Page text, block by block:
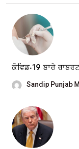
ਕੋਵਿਡ-19 ਬਾਰੇ
Sandip Punjab